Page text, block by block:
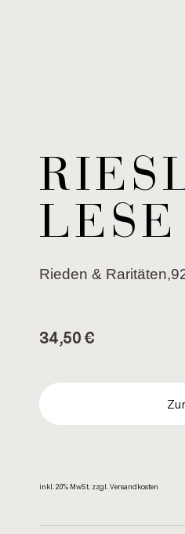
Rie­den &
34,50€
inkl. 20% MwSt. zzgl. Ver­sand­kos­ten